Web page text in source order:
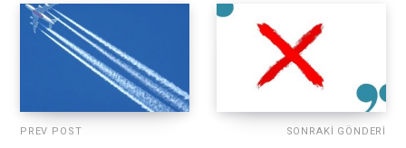
PREV POST SONRAKI GÖNDERI